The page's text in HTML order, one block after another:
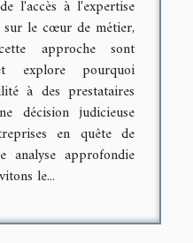
l'accès à l'expertise
le cœur de métier,
approche sont
explore pourquoi
à des prestataires
décision judicieuse
en quête de
analyse approfondie
le...